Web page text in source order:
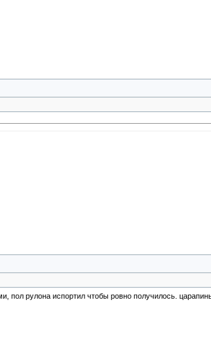
пол рулона испортил чтобы ровно получилось.